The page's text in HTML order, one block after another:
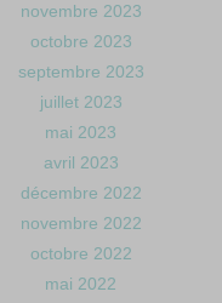
novembre 2023
octobre 2023
septembre 2023
juillet 2023
mai 2023
avril 2023
décembre 2022
novembre 2022
octobre 2022
mai 2022